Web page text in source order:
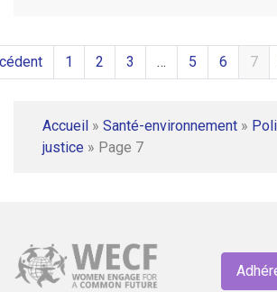
1 2 3 … 5 6 7
Accueil » Santé-environnement »
justice » Page 7